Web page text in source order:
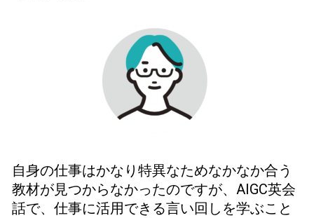
自身の仕事はかなり特異なためなかなか合う
教材が見つからなかったのですが、 AIGC英会
話で、仕事に活用できる言い回しを学ぶこと